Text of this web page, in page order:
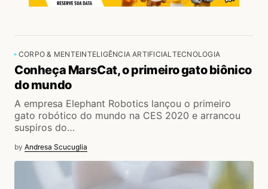
CORPO & MENTEINTELIGÊNCIA ARTIFICIALTECNOLOGIA
Conheça MarsCat, o primeiro gato biônico
do mundo
A empresa Elephant Robotics lançou o primeiro
gato robótico do mundo na CES 2020 e arrancou
suspiros do…
by Andresa Scucuglia